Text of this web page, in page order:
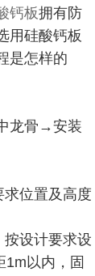
钙板拥有防
用硅酸钙板
是怎样的
龙骨→安装
位置及高度
设计要求设
以内，固